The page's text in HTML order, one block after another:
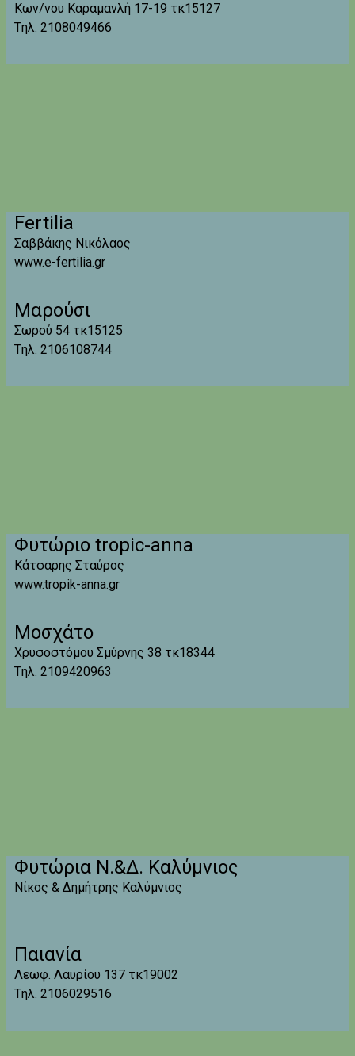
Κων/νου Καραμανλή 17-19 τκ15127
Tηλ. 2108049466
Fertilia
Σαββάκης Νικόλαος
www.e-fertilia.gr
Μαρούσι
Σωρού 54 τκ15125
Tηλ. 2106108744
Φυτώριο tropic-anna
Κάτσαρης Σταύρος
www.tropik-anna.gr
Μοσχάτο
Χρυσοστόμου Σμύρνης 38 τκ18344
Tηλ. 2109420963
Φυτώρια Ν.&Δ. Καλύμνιος
Νίκος & Δημήτρης Καλύμνιος
Παιανία
Λεωφ. Λαυρίου 137 τκ19002
Tηλ. 2106029516